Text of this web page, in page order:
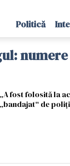
Politică
„A fost folosită la
„bandajat“ de